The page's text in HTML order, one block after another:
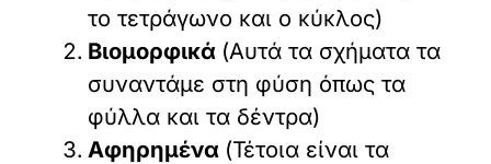
το τετράγωνο και ο κύκλος)
Βιομορφικά (Αυτά τα σχήματα τα
συναντάμε στη φύση όπως τα
φύλλα και τα δέντρα)
Αφηρημένα (Τέτοια είναι τα